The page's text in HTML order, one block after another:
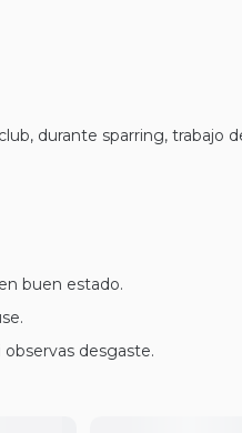
durante sparring, trabajo
buen estado.
desgaste.